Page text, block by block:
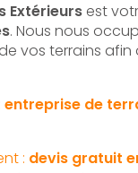
Extérieurs est
. Nous nous
vos terrains afin
entreprise de
: devis gratuit